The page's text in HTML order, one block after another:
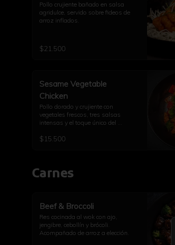
Pollo crujiente bañado en salsa
agridulce, servido sobre fideos de
arroz inflados.
$21.500
Sesame Vegetable
Chicken
Pollo dorado y crujiente con
vegetales frescos, tres salsas
intensas y el toque único del
$15.500
Carnes
Beef & Broccoli
Res cocinada al wok con ajo,
jengibre, cebollín y brócoli.
Acompañado de arroz a elección.